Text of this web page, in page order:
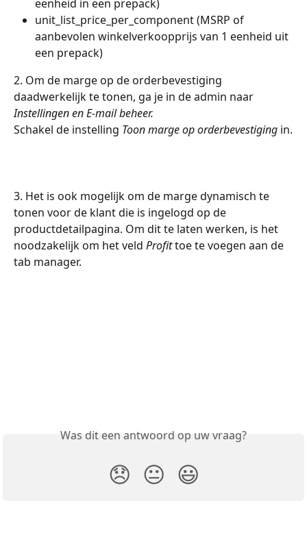
eenheid in een prepack)
unit_list_price_per_component (MSRP of
aanbevolen winkelverkoopprijs van 1 eenheid uit
een prepack)
2. Om de marge op de orderbevestiging
daadwerkelijk te tonen, ga je in de admin naar
Instellingen en E-mail beheer.
Schakel de instelling Toon marge op orderbevestiging in.
3. Het is ook mogelijk om de marge dynamisch te
tonen voor de klant die is ingelogd op de
productdetailpagina. Om dit te laten werken, is het
noodzakelijk om het veld Profit toe te voegen aan de
tab manager.
Was dit een antwoord op uw vraag?
😞 😐 😃